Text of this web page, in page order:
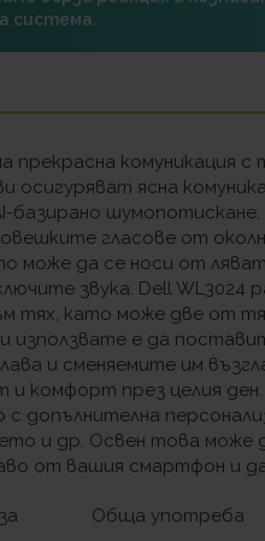
система.
прекрасна комуникация
осигуряват ясна
базирано
гласове от
може да се носи от
звука. Dell
тях, като може две от
използвате е да
и сменяемите им
и комфорт през целия
допълнителна
и др. Освен това може
от вашия смартфон и
Обща употреба